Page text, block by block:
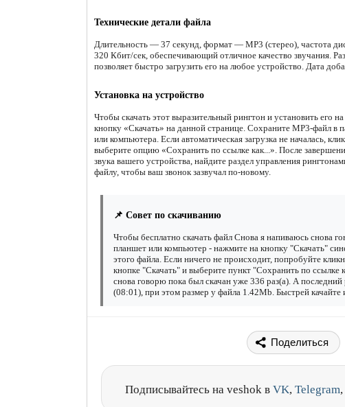
Технические детали файла
Длительность — 37 секунд, формат — MP3 (стерео), частота
320 Кбит/сек, обеспечивающий отличное качество звучания.
позволяет быстро загрузить его на любое устройство. Дата
Установка на устройство
Чтобы скачать этот выразительный рингтон и установить его
кнопку «Скачать» на данной странице. Сохраните MP3-файл в
или компьютера. Если автоматическая загрузка не началась,
выберите опцию «Сохранить по ссылке как...». После
звука вашего устройства, найдите раздел управления
файлу, чтобы ваш звонок зазвучал по-новому.
📌 Совет по скачиванию
Чтобы бесплатно скачать файл Снова я напиваюсь снова
планшет или компьютер - нажмите на кнопку "Скачать"
этого файла. Если ничего не происходит, попробуйте
кнопке "Скачать" и выберите пункт "Сохранить по ссылке
снова говорю пока был скачан уже 336 раз(а). А последний
(08:01), при этом размер у файла 1.42Mb. Быстрей
Поделиться
Подписывайтесь на veshok в VK, Telegram,